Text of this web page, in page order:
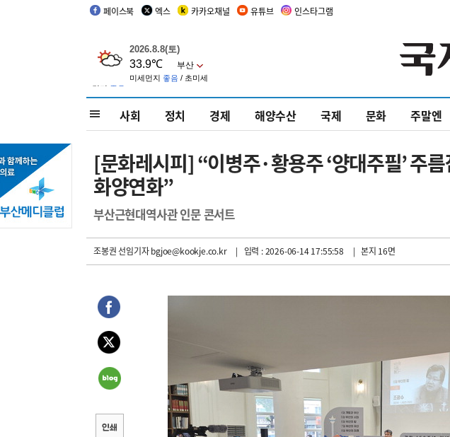
페이스북 엑스 카카오채널 유튜브 인스타그램
사회 정치 경제 해양수산 국제 문화 주말엔
[문화레시피] “이병주·황용주 ‘양대주필’ 주
화양연화”
부산근현대역사관 인문 콘서트
조봉권 선임기자bgjoe@kookje.co.kr | 입력 : 2026-06-14 17:55:58 | 본지 16면